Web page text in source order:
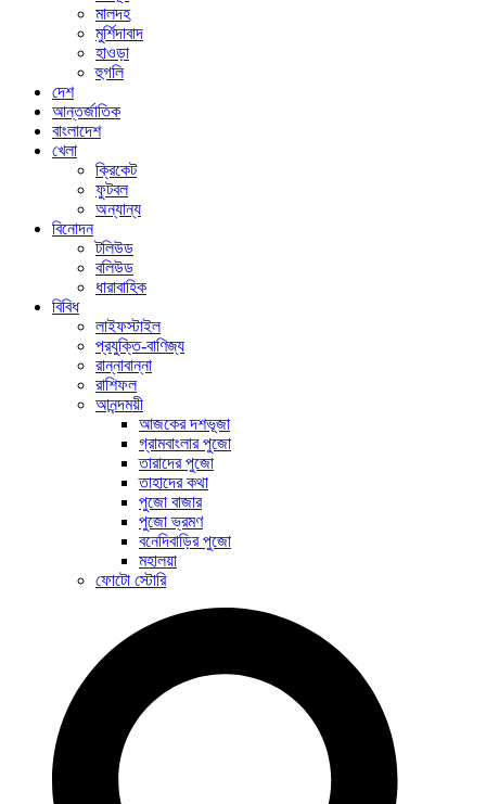
মালদহ
মুর্শিদাবাদ
হাওড়া
হুগলি
দেশ
আন্তর্জাতিক
বাংলাদেশ
খেলা
ক্রিকেট
ফুটবল
অন্যান্য
বিনোদন
টলিউড
বলিউড
ধারাবাহিক
বিবিধ
লাইফস্টাইল
প্রযুক্তি-বাণিজ্য
রান্নাবান্না
রাশিফল
আনন্দময়ী
আজকের দশভূজা
গ্রামবাংলার পুজো
তারাদের পুজো
তাহাদের কথা
পুজো বাজার
পুজো ভ্রমণ
বনেদিবাড়ির পুজো
মহালয়া
ফোটো স্টোরি